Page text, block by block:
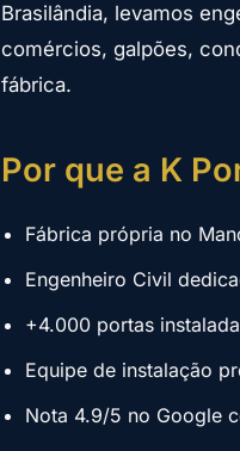
Brasilândia, levamos
comércios, galpões,
fábrica.
Por que a K
Fábrica própria no
Engenheiro Civil
+4.000 portas
Equipe de instalação
Nota 4.9/5 no Google